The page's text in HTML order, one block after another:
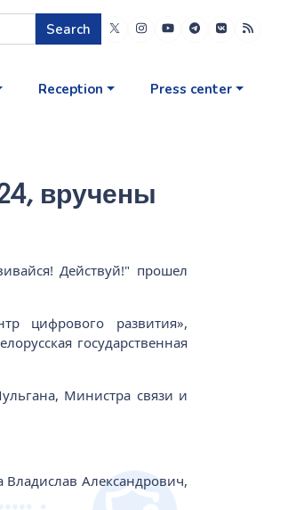
Search
Reception Press center
вручены
Действуй!" прошел
цифрового развития»,
государственная
Министра связи и
Владислав Александрович,